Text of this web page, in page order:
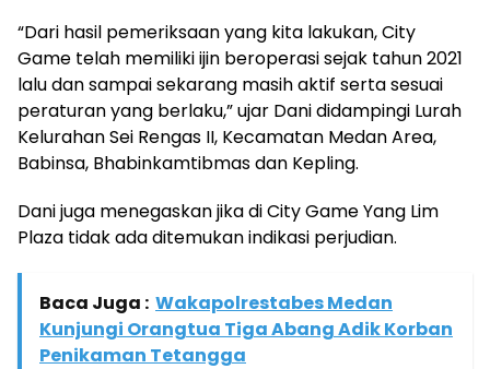
“Dari hasil pemeriksaan yang kita lakukan, City
Game telah memiliki ijin beroperasi sejak tahun 2021
lalu dan sampai sekarang masih aktif serta sesuai
peraturan yang berlaku,” ujar Dani didampingi Lurah
Kelurahan Sei Rengas II, Kecamatan Medan Area,
Babinsa, Bhabinkamtibmas dan Kepling.
Dani juga menegaskan jika di City Game Yang Lim
Plaza tidak ada ditemukan indikasi perjudian.
Baca Juga : Wakapolrestabes Medan
Kunjungi Orangtua Tiga Abang Adik Korban
Penikaman Tetangga